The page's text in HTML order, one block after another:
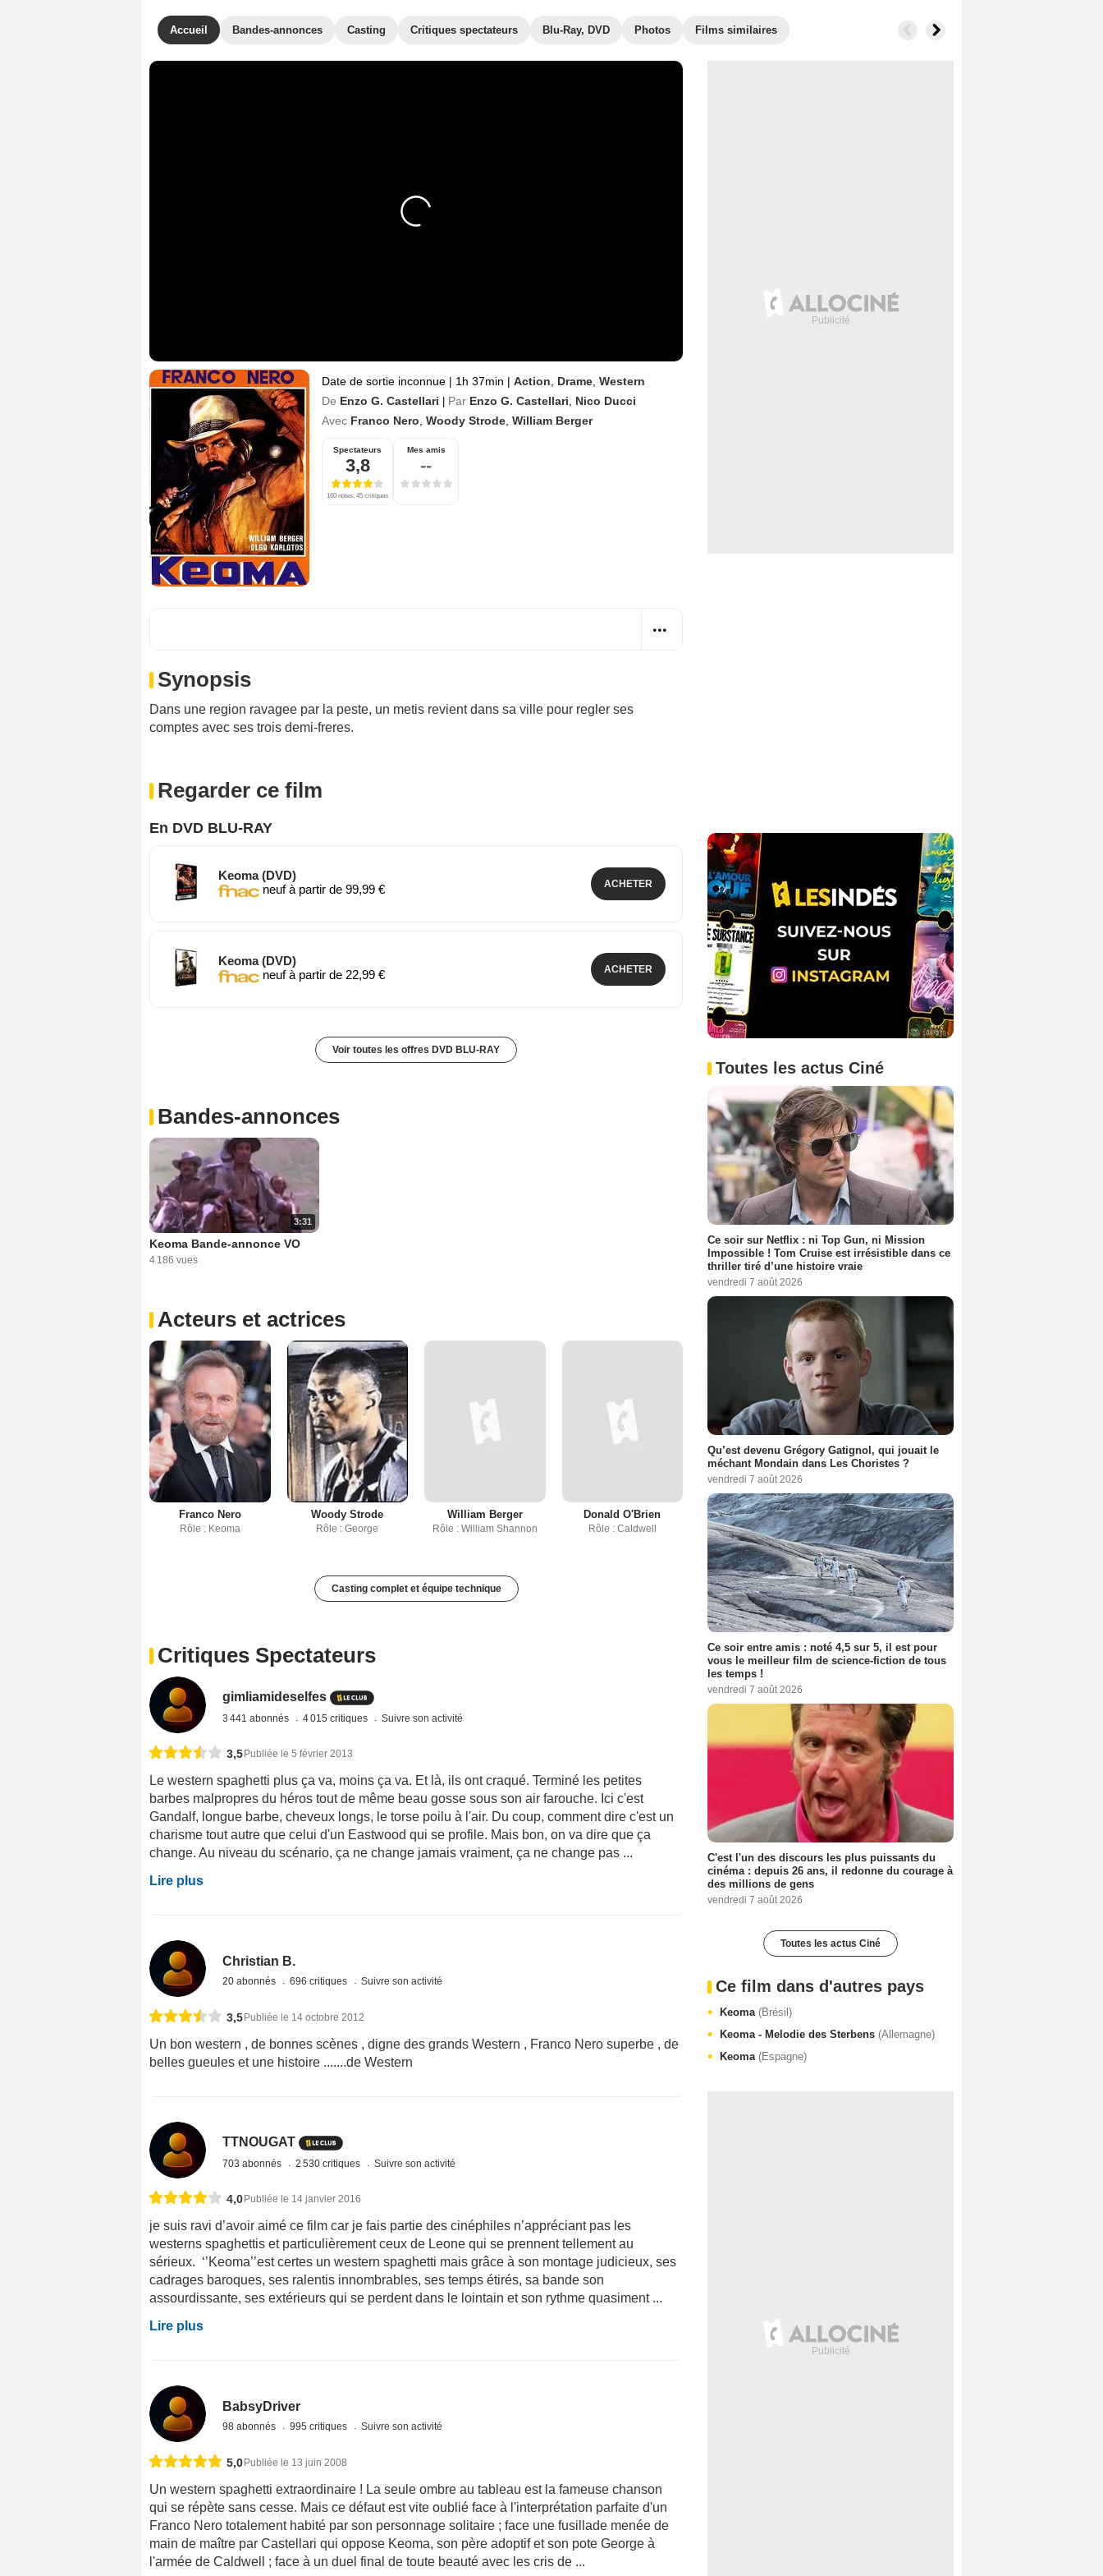
Accueil Bandes-annonces Casting Critiques spectateurs Blu-Ray, DVD Photos Films similaires
Date de sortie inconnue | 1h 37min | Action Drame Western
De Enzo G. Castellari | Par Enzo G. Castellari
Nico Ducci
Avec Franco Nero Woody Strode William Berger
Spectateurs
3,8
160 notes, 45 critiques
Mes amis
--
Synopsis
Dans une region ravagee par la peste, un metis revient dans sa ville pour regler ses
comptes avec ses trois demi-freres.
Regarder ce film
En DVD BLU-RAY
Keoma (DVD)
neuf à partir de 99,99 €
ACHETER
Keoma (DVD)
neuf à partir de 22,99 €
ACHETER
Voir toutes les offres DVD BLU-RAY
Bandes-annonces
3:31
Keoma Bande-annonce VO
4 186 vues
Acteurs et actrices
Franco Nero
Rôle : Keoma
Woody Strode
Rôle : George
William Berger
Rôle : William Shannon
Donald O'Brien
Rôle : Caldwell
Casting complet et équipe technique
Critiques Spectateurs
gimliamideselfes
3 441 abonnés 4 015 critiques Suivre son activité
3,5Publiée le 5 février 2013
Le western spaghetti plus ça va, moins ça va. Et là, ils ont craqué. Terminé les petites
barbes malpropres du héros tout de même beau gosse sous son air farouche. Ici c'est
Gandalf, longue barbe, cheveux longs, le torse poilu à l'air. Du coup, comment dire c'est un
charisme tout autre que celui d'un Eastwood qui se profile. Mais bon, on va dire que ça
change. Au niveau du scénario, ça ne change jamais vraiment, ça ne change pas ...
Lire plus
Christian B.
20 abonnés 696 critiques Suivre son activité
3,5Publiée le 14 octobre 2012
Un bon western , de bonnes scènes , digne des grands Western , Franco Nero superbe , de
belles gueules et une histoire .......de Western
TTNOUGAT
703 abonnés 2 530 critiques Suivre son activité
4,0Publiée le 14 janvier 2016
je suis ravi d’avoir aimé ce film car je fais partie des cinéphiles n’appréciant pas les
westerns spaghettis et particulièrement ceux de Leone qui se prennent tellement au
sérieux. ‘’Keoma’’est certes un western spaghetti mais grâce à son montage judicieux, ses
cadrages baroques, ses ralentis innombrables, ses temps étirés, sa bande son
assourdissante, ses extérieurs qui se perdent dans le lointain et son rythme quasiment ...
Lire plus
BabsyDriver
98 abonnés 995 critiques Suivre son activité
5,0Publiée le 13 juin 2008
Un western spaghetti extraordinaire ! La seule ombre au tableau est la fameuse chanson
qui se répète sans cesse. Mais ce défaut est vite oublié face à l'interprétation parfaite d'un
Franco Nero totalement habité par son personnage solitaire ; face une fusillade menée de
main de maître par Castellari qui oppose Keoma, son père adoptif et son pote George à
l'armée de Caldwell ; face à un duel final de toute beauté avec les cris de ...
Toutes les actus Ciné
Ce soir sur Netflix : ni Top Gun, ni Mission
Impossible ! Tom Cruise est irrésistible dans ce
thriller tiré d’une histoire vraie
vendredi 7 août 2026
Qu’est devenu Grégory Gatignol, qui jouait le
méchant Mondain dans Les Choristes ?
vendredi 7 août 2026
Ce soir entre amis : noté 4,5 sur 5, il est pour
vous le meilleur film de science-fiction de tous
les temps !
vendredi 7 août 2026
C'est l'un des discours les plus puissants du
cinéma : depuis 26 ans, il redonne du courage à
des millions de gens
vendredi 7 août 2026
Toutes les actus Ciné
Ce film dans d'autres pays
Keoma (Brésil)
Keoma - Melodie des Sterbens (Allemagne)
Keoma (Espagne)